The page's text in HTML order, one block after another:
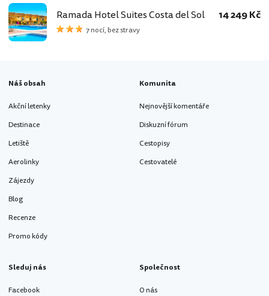
Ramada Hotel Suites Costa del Sol
7 nocí, bez stravy
14 249 Kč
Náš obsah
Akční letenky
Destinace
Letiště
Aerolinky
Zájezdy
Blog
Recenze
Promo kódy
Komunita
Nejnovější komentáře
Diskuzní fórum
Cestopisy
Cestovatelé
Sleduj nás
Facebook
Společnost
O nás